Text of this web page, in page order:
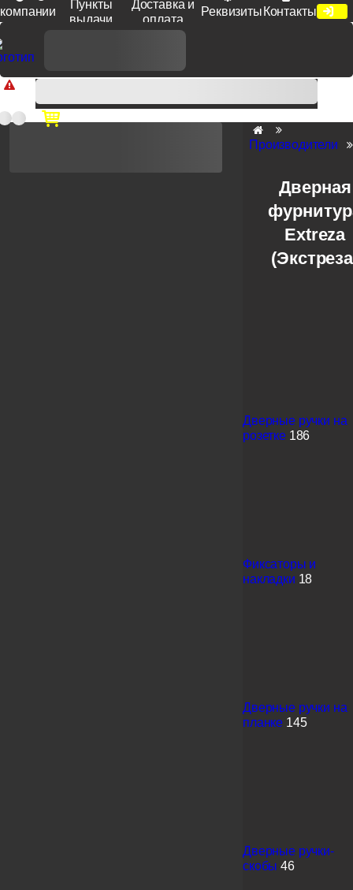
компании
Пункты
выдачи
Доставка и
оплата
Реквизиты Контакты
Доп. скидка от цен на сайте 7% при заказе от 50 тыс. руб
продукции Venezia, Fratelli, Tupai, Extreza, Melodia, Forme при
оплате по счету.
Производители
Дверная
Extreza
Дверные ручки на
розетке 186
Фиксаторы и
накладки 18
Дверные ручки на
планке 145
Дверные ручки-
скобы 46